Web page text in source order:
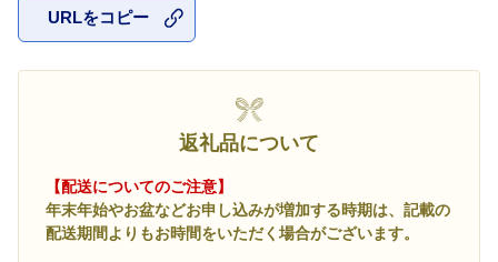
URLをコピー
返礼品について
【配送についてのご注意】
年末年始やお盆などお申し込みが増加する時期は、記載の
配送期間よりもお時間をいただく場合がございます。